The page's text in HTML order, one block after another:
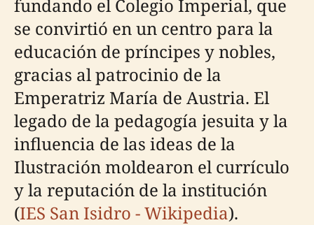
fundando el Colegio Imperial, que
se convirtió en un centro para la
educación de príncipes y nobles,
gracias al patrocinio de la
Emperatriz María de Austria. El
legado de la pedagogía jesuita y la
influencia de las ideas de la
Ilustración moldearon el currículo
y la reputación de la institución
(IES San Isidro - Wikipedia).